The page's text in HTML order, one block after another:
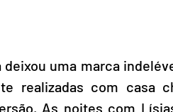
deixou uma marca
realizadas com casa
As noites com